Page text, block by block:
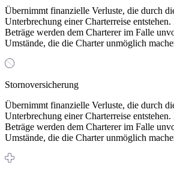
Übernimmt finanzielle Verluste, die durch
Unterbrechung einer Charterreise
Beträge werden dem Charterer im Falle
Umstände, die die Charter unmöglich
Stornoversicherung
Übernimmt finanzielle Verluste, die durch
Unterbrechung einer Charterreise
Beträge werden dem Charterer im Falle
Umstände, die die Charter unmöglich